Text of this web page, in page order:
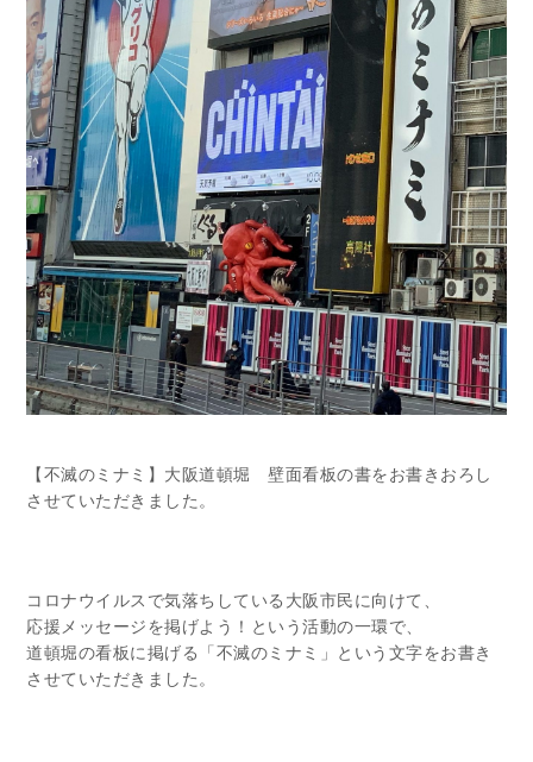
【不滅のミナミ】大阪道頓堀 壁面看板の書をお書きおろし
させていただきました。
コロナウイルスで気落ちしている大阪市民に向けて、
応援メッセージを掲げよう！という活動の一環で、
道頓堀の看板に掲げる「不滅のミナミ」という文字をお書き
させていただきました。